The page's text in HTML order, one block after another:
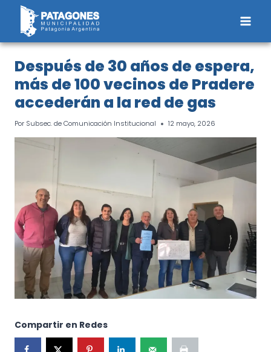
Saltar
contenido
Después de 30 años de espera,
más de 100 vecinos de Pradere
accederán a la red de gas
Por Subsec. de Comunicación Institucional 12 mayo, 2026
Compartir en Redes